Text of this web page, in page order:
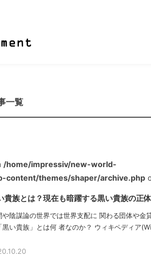
一覧
/home/impressiv/new-world-
content/themes/shaper/archive.php
貴族とは？現在も暗躍する黒い貴族の正体
や陰謀論の世界では世界支配に 関わる団体や金
黒い貴族」とは何 者なのか？ ウィキペディア